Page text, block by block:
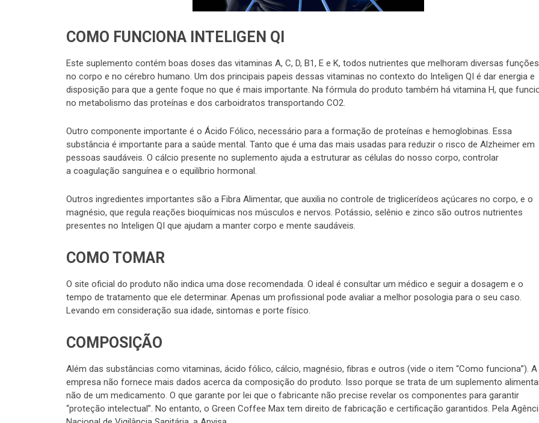
COMO FUNCIONA INTELIGEN QI
Este suplemento contém boas doses das vitaminas A, C, D, B1, E e K, todos nutrientes que melhoram diversas funções
no corpo e no cérebro humano. Um dos principais papeis dessas vitaminas no contexto do Inteligen QI é dar energia e
disposição para que a gente foque no que é mais importante. Na fórmula do produto também há vitamina H, que
no metabolismo das proteínas e dos carboidratos transportando CO2.
Outro componente importante é o Ácido Fólico, necessário para a formação de proteínas e hemoglobinas. Essa
substância é importante para a saúde mental. Tanto que é uma das mais usadas para reduzir o risco de Alzheimer em
pessoas saudáveis. O cálcio presente no suplemento ajuda a estruturar as células do nosso corpo, controlar
a coagulação sanguínea e o equilíbrio hormonal.
Outros ingredientes importantes são a Fibra Alimentar, que auxilia no controle de triglicerídeos açúcares no corpo, e o
magnésio, que regula reações bioquímicas nos músculos e nervos. Potássio, selênio e zinco são outros nutrientes
presentes no Inteligen QI que ajudam a manter corpo e mente saudáveis.
COMO TOMAR
O site oficial do produto não indica uma dose recomendada. O ideal é consultar um médico e seguir a dosagem e o
tempo de tratamento que ele determinar. Apenas um profissional pode avaliar a melhor posologia para o seu caso.
Levando em consideração sua idade, sintomas e porte físico.
COMPOSIÇÃO
Além das substâncias como vitaminas, ácido fólico, cálcio, magnésio, fibras e outros (vide o item “Como funciona”). A
empresa não fornece mais dados acerca da composição do produto. Isso porque se trata de um suplemento
não de um medicamento. O que garante por lei que o fabricante não precise revelar os componentes para garantir
“proteção intelectual”. No entanto, o Green Coffee Max tem direito de fabricação e certificação garantidos. Pela